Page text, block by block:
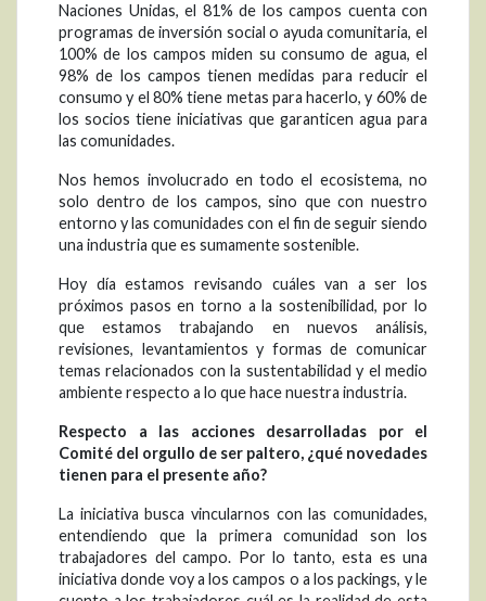
Naciones Unidas, el 81% de los campos cuenta con
programas de inversión social o ayuda comunitaria, el
100% de los campos miden su consumo de agua, el
98% de los campos tienen medidas para reducir el
consumo y el 80% tiene metas para hacerlo, y 60% de
los socios tiene iniciativas que garanticen agua para
las comunidades.
Nos hemos involucrado en todo el ecosistema, no
solo dentro de los campos, sino que con nuestro
entorno y las comunidades con el fin de seguir siendo
una industria que es sumamente sostenible.
Hoy día estamos revisando cuáles van a ser los
próximos pasos en torno a la sostenibilidad, por lo
que estamos trabajando en nuevos análisis,
revisiones, levantamientos y formas de comunicar
temas relacionados con la sustentabilidad y el medio
ambiente respecto a lo que hace nuestra industria.
Respecto a las acciones desarrolladas por el
Comité del orgullo de ser paltero, ¿qué novedades
tienen para el presente año?
La iniciativa busca vincularnos con las comunidades,
entendiendo que la primera comunidad son los
trabajadores del campo. Por lo tanto, esta es una
iniciativa donde voy a los campos o a los packings, y le